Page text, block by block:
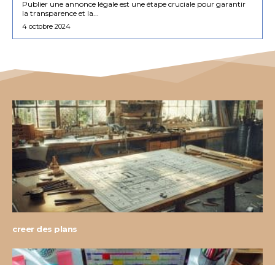
Publier une annonce légale est une étape cruciale pour garantir
la transparence et la...
4 octobre 2024
creer des plans